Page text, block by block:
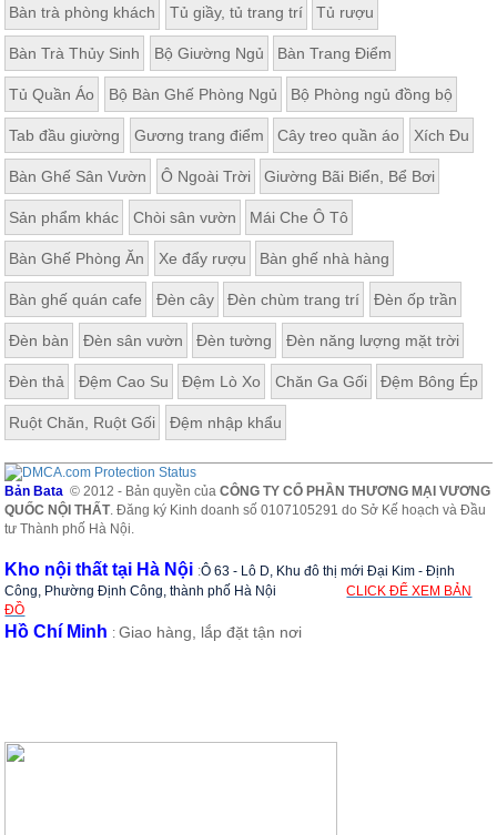
Bàn trà phòng khách Tủ giầy, tủ trang trí Tủ rượu
Bàn Trà Thủy Sinh Bộ Giường Ngủ Bàn Trang Điểm
Tủ Quần Áo Bộ Bàn Ghế Phòng Ngủ Bộ Phòng ngủ đồng bộ
Tab đầu giường Gương trang điểm Cây treo quần áo Xích Đu
Bàn Ghế Sân Vườn Ô Ngoài Trời Giường Bãi Biển, Bể Bơi
Sản phẩm khác Chòi sân vườn Mái Che Ô Tô
Bàn Ghế Phòng Ăn Xe đẩy rượu Bàn ghế nhà hàng
Bàn ghế quán cafe Đèn cây Đèn chùm trang trí Đèn ốp trần
Đèn bàn Đèn sân vườn Đèn tường Đèn năng lượng mặt trời
Đèn thả Đệm Cao Su Đệm Lò Xo Chăn Ga Gối Đệm Bông Ép
Ruột Chăn, Ruột Gối Đệm nhập khẩu
Bản Bata © 2012 - Bản quyền củaCÔNG TY CỔ PHẦN THƯƠNG MẠI VƯƠNG
QUỐC NỘI THẤT. Đăng ký Kinh doanh số 0107105291 do Sở Kế hoạch và Đầu
tư Thành phố Hà Nội.
Kho nội thất tại Hà Nội :Ô 63 - Lô D, Khu đô thị mới Đại Kim - Định
Công, Phường Định Công, thành phố Hà Nội
CLICK ĐỂ XEM BẢN
ĐỒ
Hồ Chí Minh :Giao hàng, lắp đặt tận nơi